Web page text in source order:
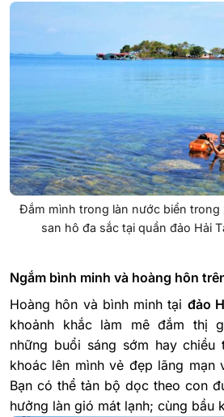
Đắm mình trong làn nước biển
san hô đa sắc tại quần đảo Hải
Ngắm bình minh và hoàng hôn
Hoàng hôn và bình minh tại đảo
khoảnh khắc làm mê đắm thị
những buổi sáng sớm hay
khoác lên mình vẻ đẹp lãng mạn
Bạn có thể tản bộ dọc theo con
hưởng làn gió mát lạnh; cùng bầu